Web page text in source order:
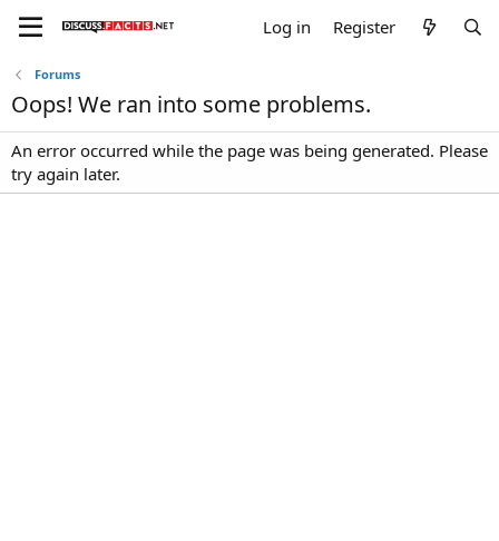
Log in Register
Forums
Oops! We ran into some problems.
An error occurred while the page was being generated. Please
try again later.